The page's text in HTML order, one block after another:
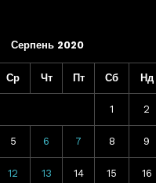
Серпень 2020
Ср Чт Пт Сб Нд
1 2
5 6 7 8 9
12 13 14 15 16